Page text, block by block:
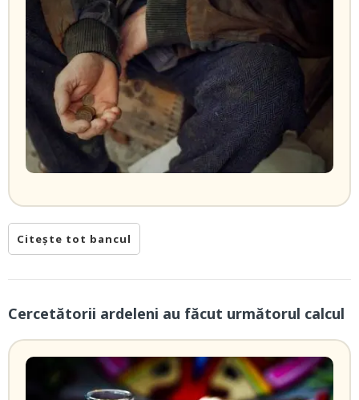
Citește tot bancul
Cercetătorii ardeleni au făcut următorul calcul